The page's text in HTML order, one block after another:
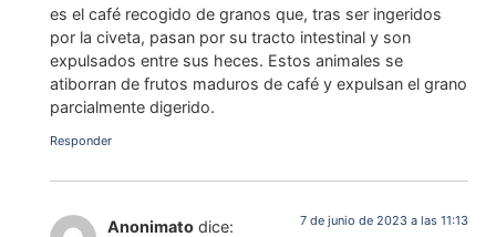
es el café recogido de granos que, tras ser ingeridos
por la civeta, pasan por su tracto intestinal y son
expulsados entre sus heces. Estos animales se
atiborran de frutos maduros de café y expulsan el grano
parcialmente digerido.
Responder
Anonimato dice: 7 de junio de 2023 a las 11:13